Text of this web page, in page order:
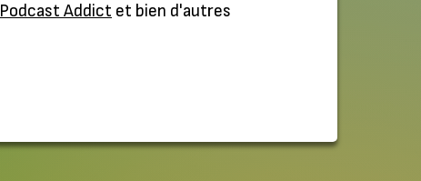
Podcast Addict et bien d'autres